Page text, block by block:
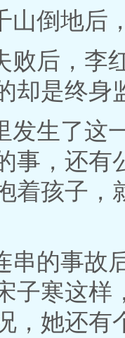
山倒地后
败后，李
却是终身
发生了这
事，还有
着孩子，
串的事故
子寒这样
，她还有